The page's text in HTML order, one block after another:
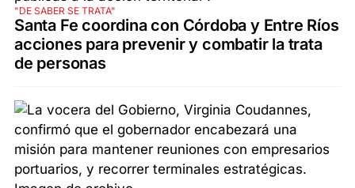
"DE SABER SE TRATA"
Santa Fe coordina con Córdoba y Entre Ríos
acciones para prevenir y combatir la trata
de personas